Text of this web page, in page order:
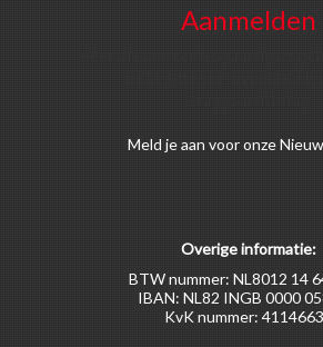
Aanmelden
Meld je aan voor onze
Overige informatie:
BTW nummer: NL8012 14
IBAN: NL82 INGB 0000
KvK nummer: